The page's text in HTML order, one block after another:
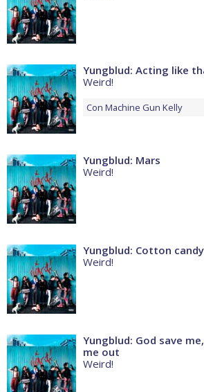
Yungblud: Acting like
Weird!
Con Machine Gun Kelly
Yungblud: Mars
Weird!
Yungblud: Cotton candy
Weird!
Yungblud: God save
me out
Weird!